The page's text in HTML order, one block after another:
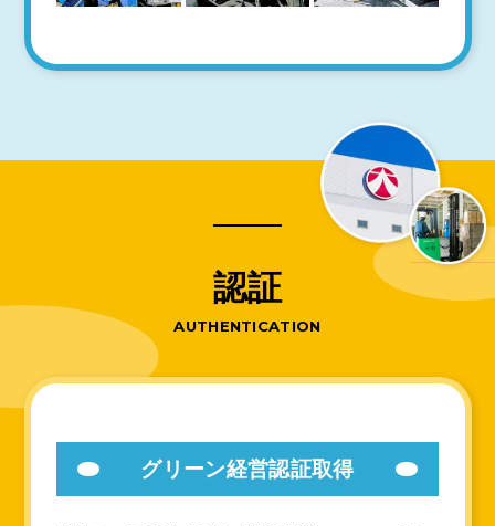
認証
AUTHENTICATION
グリーン経営認証取得